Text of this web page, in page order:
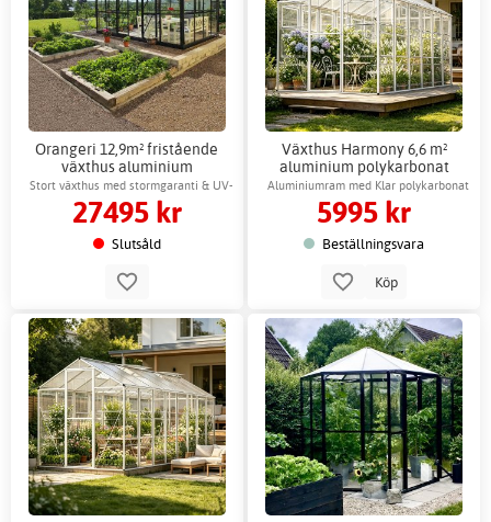
Orangeri 12,9m² fristående
växthus aluminium
säkerhetsglas
Stort växthus med stormgaranti & UV-
skydd
27495 kr
Slutsåld
Växthus Harmony 6,6 m²
aluminium polykarbonat
Gardeney
Aluminiumram med Klar polykarbonat
5995 kr
Beställningsvara
Köp